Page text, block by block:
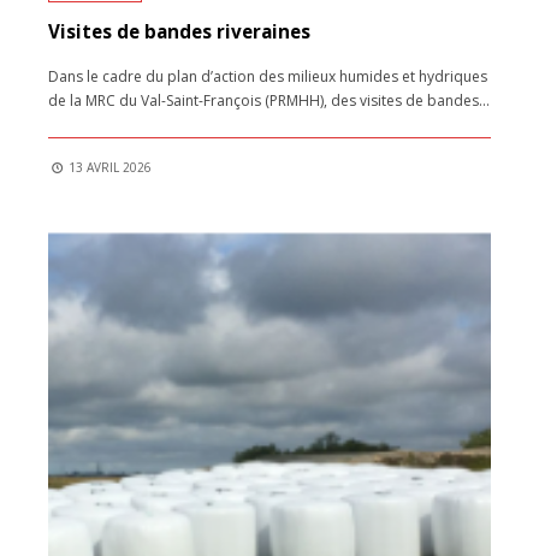
Visites de bandes riveraines
Dans le cadre du plan d’action des milieux humides et hydriques
de la MRC du Val-Saint-François (PRMHH), des visites de bandes...
13 AVRIL 2026